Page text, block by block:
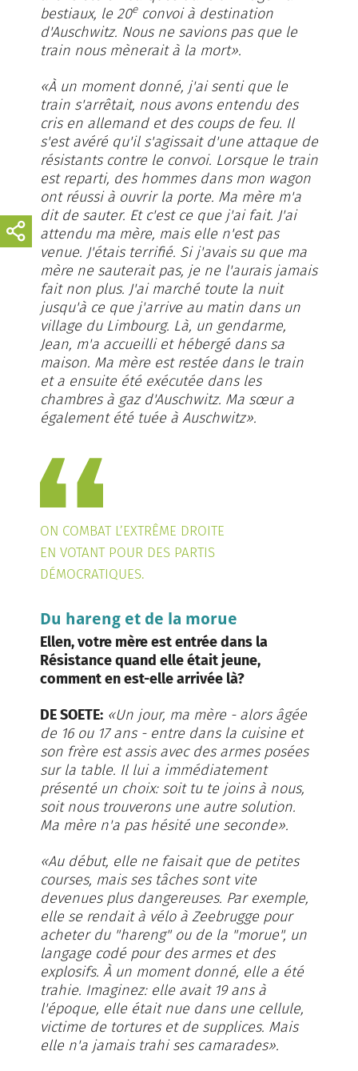
bestiaux, le 20econvoi à destination
d'Auschwitz. Nous ne savions pas que le
train nous mènerait à la mort».
«À un moment donné, j'ai senti que le
train s'arrêtait, nous avons entendu des
cris en allemand et des coups de feu. Il
s'est avéré qu'il s'agissait d'une attaque de
résistants contre le convoi. Lorsque le train
est reparti, des hommes dans mon wagon
ont réussi à ouvrir la porte. Ma mère m'a
dit de sauter. Et c'est ce que j'ai fait. J'ai
attendu ma mère, mais elle n'est pas
venue. J'étais terrifié. Si j'avais su que ma
mère ne sauterait pas, je ne l'aurais jamais
fait non plus. J'ai marché toute la nuit
jusqu'à ce que j'arrive au matin dans un
village du Limbourg. Là, un gendarme,
Jean, m'a accueilli et hébergé dans sa
maison. Ma mère est restée dans le train
et a ensuite été exécutée dans les
chambres à gaz d'Auschwitz. Ma sœur a
également été tuée à Auschwitz».
ON COMBAT L’EXTRÊME DROITE
EN VOTANT POUR DES PARTIS
DÉMOCRATIQUES.
Du hareng et de la morue
Ellen, votre mère est entrée dans la
Résistance quand elle était jeune,
comment en est-elle arrivée là?
DE SOETE: «Un jour, ma mère - alors âgée
de 16 ou 17 ans - entre dans la cuisine et
son frère est assis avec des armes posées
sur la table. Il lui a immédiatement
présenté un choix: soit tu te joins à nous,
soit nous trouverons une autre solution.
Ma mère n'a pas hésité une seconde».
«Au début, elle ne faisait que de petites
courses, mais ses tâches sont vite
devenues plus dangereuses. Par exemple,
elle se rendait à vélo à Zeebrugge pour
acheter du "hareng" ou de la "morue", un
langage codé pour des armes et des
explosifs. À un moment donné, elle a été
trahie. Imaginez: elle avait 19 ans à
l'époque, elle était nue dans une cellule,
victime de tortures et de supplices. Mais
elle n'a jamais trahi ses camarades».